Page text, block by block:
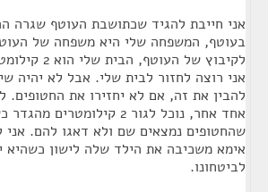
אני חייבת להגיד שכתושבת העוטף שגרה
בעוטף, המשפחה שלי היא משפחה של
לקיבוץ של
אני רוצה לחזור לבית שלי. אבל לא יהיה
להבין את זה, אם לא יחזירו את החטופים.
אחד אחר, נוכל לגור 2
שהחטופים נמצאים שם ולא דאגו להם. אני
אימא משכיבה את הילד שלה לישון כשהיא
לביטחונו.